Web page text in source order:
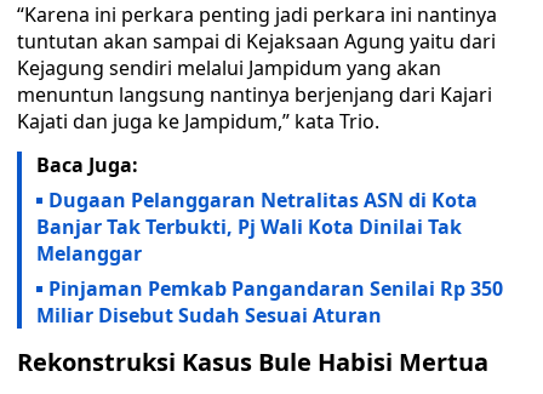
“Karena ini perkara penting jadi perkara ini nantinya
tuntutan akan sampai di Kejaksaan Agung yaitu dari
Kejagung sendiri melalui Jampidum yang akan
menuntun langsung nantinya berjenjang dari Kajari
Kajati dan juga ke Jampidum,” kata Trio.
Baca Juga:
Dugaan Pelanggaran Netralitas ASN di Kota
Banjar Tak Terbukti, Pj Wali Kota Dinilai Tak
Melanggar
Pinjaman Pemkab Pangandaran Senilai Rp 350
Miliar Disebut Sudah Sesuai Aturan
Rekonstruksi Kasus Bule Habisi Mertua